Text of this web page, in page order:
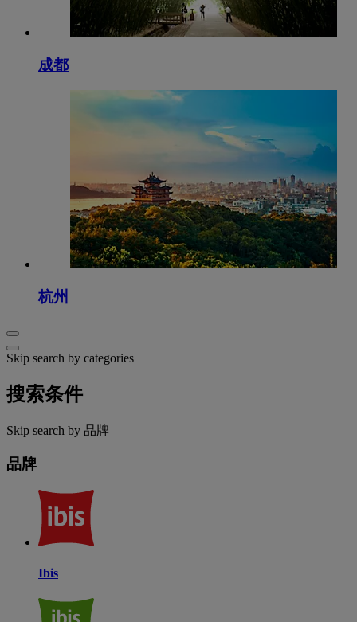
成都
杭州
Skip search by categories
搜索条件
Skip search by 品牌
品牌
Ibis